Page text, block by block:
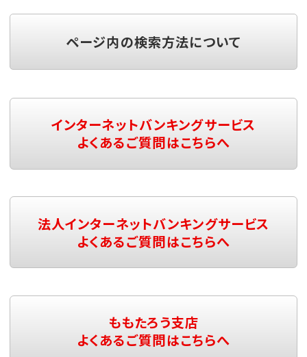
ページ内の検索方法について
インターネットバンキングサービス
よくあるご質問はこちらへ
法人インターネットバンキングサービス
よくあるご質問はこちらへ
ももたろう支店
よくあるご質問はこちらへ